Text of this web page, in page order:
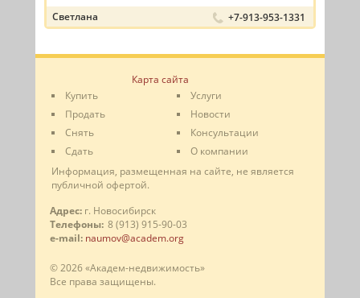
Светлана +7-913-953-1331
Карта сайта
Купить
Продать
Снять
Сдать
Услуги
Новости
Консультации
О компании
Информация, размещенная на сайте, не является
публичной офертой.
Адрес: г. Новосибирск
Телефоны: 8 (913) 915-90-03
e-mail: naumov@academ.org
© 2026 «Академ-недвижимость»
Все права защищены.